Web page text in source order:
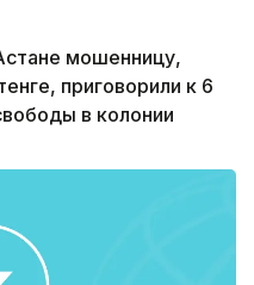
мошенницу,
приговорили к 6
в колонии